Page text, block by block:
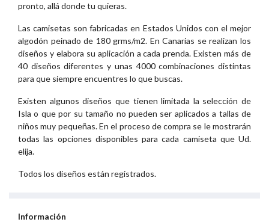
pronto, allá donde tu quieras.
Las camisetas son fabricadas en Estados Unidos con el mejor
algodón peinado de 180 grms/m2. En Canarias se realizan los
diseños y elabora su aplicación a cada prenda. Existen más de
40 diseños diferentes y unas 4000 combinaciones distintas
para que siempre encuentres lo que buscas.
Existen algunos diseños que tienen limitada la selección de
Isla o que por su tamaño no pueden ser aplicados a tallas de
niños muy pequeñas. En el proceso de compra se le mostrarán
todas las opciones disponibles para cada camiseta que Ud.
elija.
Todos los diseños están registrados.
Información